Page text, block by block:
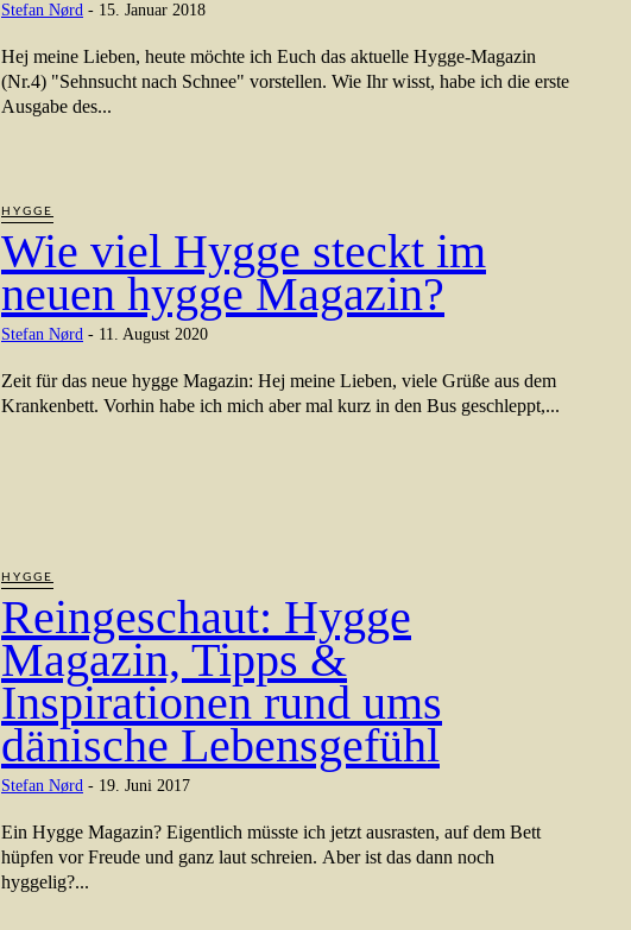
Stefan Nørd - 15. Januar 2018
Hej meine Lieben, heute möchte ich Euch das aktuelle Hygge-Magazin
(Nr.4) "Sehnsucht nach Schnee" vorstellen. Wie Ihr wisst, habe ich die erste
Ausgabe des...
HYGGE
Wie viel Hygge steckt im
neuen hygge Magazin?
Stefan Nørd - 11. August 2020
Zeit für das neue hygge Magazin: Hej meine Lieben, viele Grüße aus dem
Krankenbett. Vorhin habe ich mich aber mal kurz in den Bus geschleppt,...
HYGGE
Reingeschaut: Hygge
Magazin, Tipps &
Inspirationen rund ums
dänische Lebensgefühl
Stefan Nørd - 19. Juni 2017
Ein Hygge Magazin? Eigentlich müsste ich jetzt ausrasten, auf dem Bett
hüpfen vor Freude und ganz laut schreien. Aber ist das dann noch
hyggelig?...